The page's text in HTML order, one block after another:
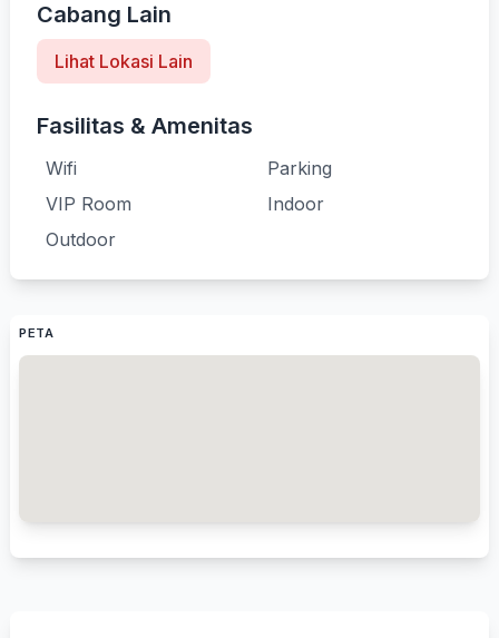
Cabang Lain
Lihat Lokasi Lain
Fasilitas & Amenitas
Wifi
Parking
VIP Room
Indoor
Outdoor
PETA